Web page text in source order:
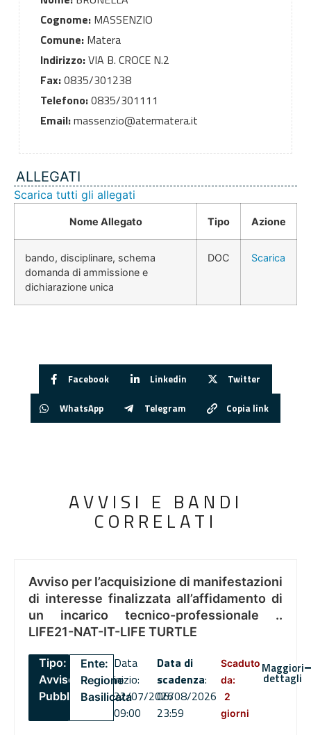
Cognome:MASSENZIO
Comune:Matera
Indirizzo:VIA B. CROCE N.2
Fax:0835/301238
Telefono:0835/301111
Email:massenzio@atermatera.it
ALLEGATI
Scarica tutti gli allegati
Nome Allegato Tipo Azione
bando, disciplinare, schema
domanda di ammissione e
dichiarazione unica
DOC Scarica
Facebook Linkedin Twitter
WhatsApp Telegram Copia link
AVVISI E BANDI
CORRELATI
Avviso per l’acquisizione di manifestazioni
di interesse finalizzata all’affidamento di
un incarico tecnico-professionale ..
LIFE21-NAT-IT-LIFE TURTLE
Tipo:
Avviso
Pubblico
Ente:
Regione
Basilicata
Data
inizio:
22/07/2026
09:00
Data di
scadenza:
06/08/2026
23:59
Scaduto
da:
2
giorni
Maggiori
dettagli